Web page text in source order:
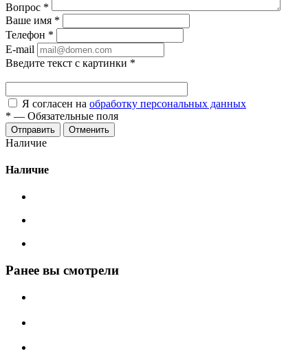
Вопрос *
Ваше имя *
Телефон *
E-mail
Введите текст с картинки *
Я согласен на обработку персональных данных
* — Обязательные поля
Отменить
Наличие
Наличие
Ранее вы смотрели